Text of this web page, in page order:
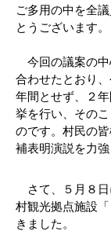
ご多用の中を全
とうございます。
今回の議案の中
合わせたとおり
年間とせず、２
挙を行い、その
のです。村民の
補表明演説を力
さて、５月８日
村観光拠点施設
きました。